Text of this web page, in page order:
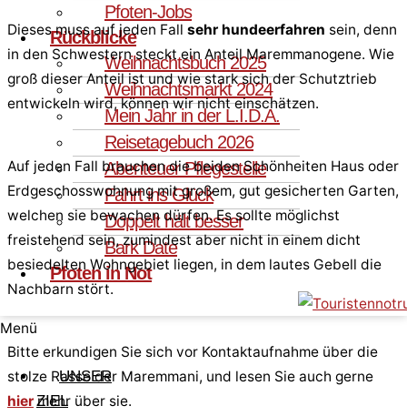
Pfoten-Jobs
Rückblicke
Weihnachtsbuch 2025
Weihnachtsmarkt 2024
Mein Jahr in der L.I.D.A.
Reisetagebuch 2026
Abenteuer Pflegestelle
Fahrt ins Glück
Doppelt hält besser
Bark Date
Pfoten in Not
Menü
UNSER
ZIEL
Dieses muss auf jeden Fall sehr hundeerfahren sein, denn
in den Schwestern steckt ein Anteil Maremmanogene. Wie
groß dieser Anteil ist und wie stark sich der Schutztrieb
entwickeln wird, können wir nicht einschätzen.
Auf jeden Fall brauchen die beiden Schönheiten Haus oder
Erdgeschosswohnung mit großem, gut gesicherten Garten,
welchen sie bewachen dürfen. Es sollte möglichst
freistehend sein, zumindest aber nicht in einem dicht
besiedelten Wohngebiet liegen, in dem lautes Gebell die
Nachbarn stört.
Bitte erkundigen Sie sich vor Kontaktaufnahme über die
stolze Rasse der Maremmani, und lesen Sie auch gerne
hiermehr über sie.